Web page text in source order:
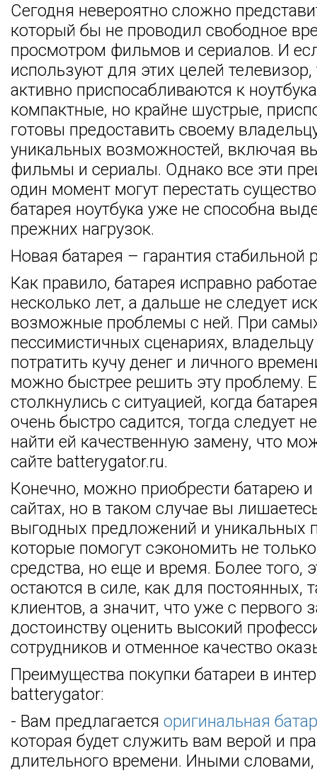
Сегодня невероятно сложно
который бы не проводил свободное
просмотром фильмов и сериалов. И
используют для этих целей телевизор,
активно приспосабливаются к
компактные, но крайне шустрые,
готовы предоставить своему
уникальных возможностей, включая
фильмы и сериалы. Однако все эти
один момент могут перестать
батарея ноутбука уже не способна
прежних нагрузок.
Новая батарея – гарантия стабильной
Как правило, батарея исправно
несколько лет, а дальше не следует
возможные проблемы с ней. При
пессимистичных сценариях,
потратить кучу денег и личного
можно быстрее решить эту проблему.
столкнулись с ситуацией, когда
очень быстро садится, тогда следует
найти ей качественную замену, что
сайте batterygator.ru.
Конечно, можно приобрести батарею и
сайтах, но в таком случае вы
выгодных предложений и уникальных
которые помогут сэкономить не
средства, но еще и время. Более того,
остаются в силе, как для постоянных,
клиентов, а значит, что уже с первого
достоинству оценить высокий
сотрудников и отменное качество
Преимущества покупки батареи в
batterygator:
- Вам предлагается оригинальная
которая будет служить вам верой и
длительного времени. Иными словами,